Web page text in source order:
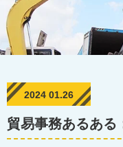
2024 01.26
貿易事務あるある